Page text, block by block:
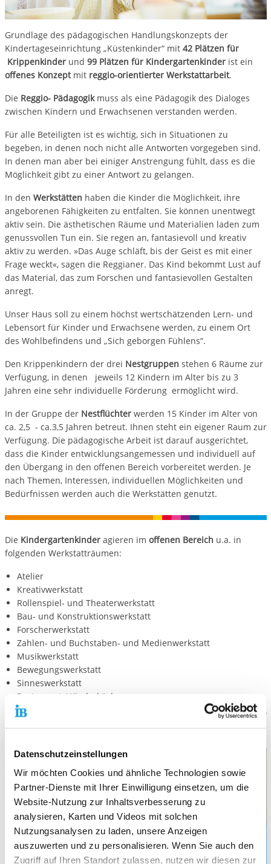
Datenschutzeinstellungen
Wir möchten Cookies und ähnliche Technologien sowie
Partner-Dienste mit Ihrer Einwilligung einsetzen, um die
Website-Nutzung zur Inhaltsverbesserung zu
analysieren, Karten und Videos mit solchen
Nutzungsanalysen zu laden, unsere Anzeigen
auszuwerten und zu personalisieren. Wenn Sie auch den
Zugriff auf Ihren Standort zulassen, nutzen wir diesen zur
Grundlage des pädagogischen Handlungskonzepts der
Kindertageseinrichtung „Küstenkinder“ mit 42 Plätzen für
Krippenkinder und 99 Plätzen für Kindergartenkinderist ein
offenes Konzeptmit reggio-orientierter Werkstattarbeit.
Die Reggio- Pädagogikmuss als eine Pädagogik des Dialoges
zwischen Kindern und Erwachsenen verstanden werden.
Für alle Beteiligten ist es wichtig, sich in Situationen zu
begeben, in denen noch nicht alle Antworten vorgegeben sind.
In denen man aber bei einiger Anstrengung fühlt, dass es die
Möglichkeit gibt zu einer Antwort zu gelangen.
In den Werkstätten haben die Kinder die Möglichkeit, ihre
angeborenen Fähigkeiten zu entfalten. Sie können unentwegt
aktiv sein. Die ästhetischen Räume und Materialien laden zum
genussvollen Tun ein. Sie regen an, fantasievoll und kreativ
aktiv zu werden. »Das Auge schläft, bis der Geist es mit einer
Frage weckt«, sagen die Reggianer. Das Kind bekommt Lust auf
das Material, das zum Forschen und fantasievollen Gestalten
anregt.
Unser Haus soll zu einem höchst wertschätzenden Lern- und
Lebensort für Kinder und Erwachsene werden, zu einem Ort
des Wohlbefindens und „Sich geborgen Fühlens“.
Den Krippenkindern der drei Nestgruppen stehen 6 Räume zur
Verfügung, in denen jeweils 12 Kindern im Alter bis zu 3
Jahren eine sehr individuelle Förderung ermöglicht wird.
In der Gruppe der Nestflüchterwerden 15 Kinder im Alter von
ca. 2,5 - ca.3,5 Jahren betreut. Ihnen steht ein eigener Raum zur
Verfügung. Die pädagogische Arbeit ist darauf ausgerichtet,
dass die Kinder entwicklungsangemessen und individuell auf
den Übergang in den offenen Bereich vorbereitet werden. Je
nach Themen, Interessen, individuellen Möglichkeiten und
Bedürfnissen werden auch die Werkstätten genutzt.
Die Kindergartenkinderagieren im offenen Bereich u.a. in
folgenden Werkstatträumen:
Atelier
Kreativwerkstatt
Rollenspiel- und Theaterwerkstatt
Bau- und Konstruktionswerkstatt
Forscherwerkstatt
Zahlen- und Buchstaben- und Medienwerkstatt
Musikwerkstatt
Bewegungswerkstatt
Sinneswerkstatt
Restaurant / Kinderküche
UNSERE ARBEIT